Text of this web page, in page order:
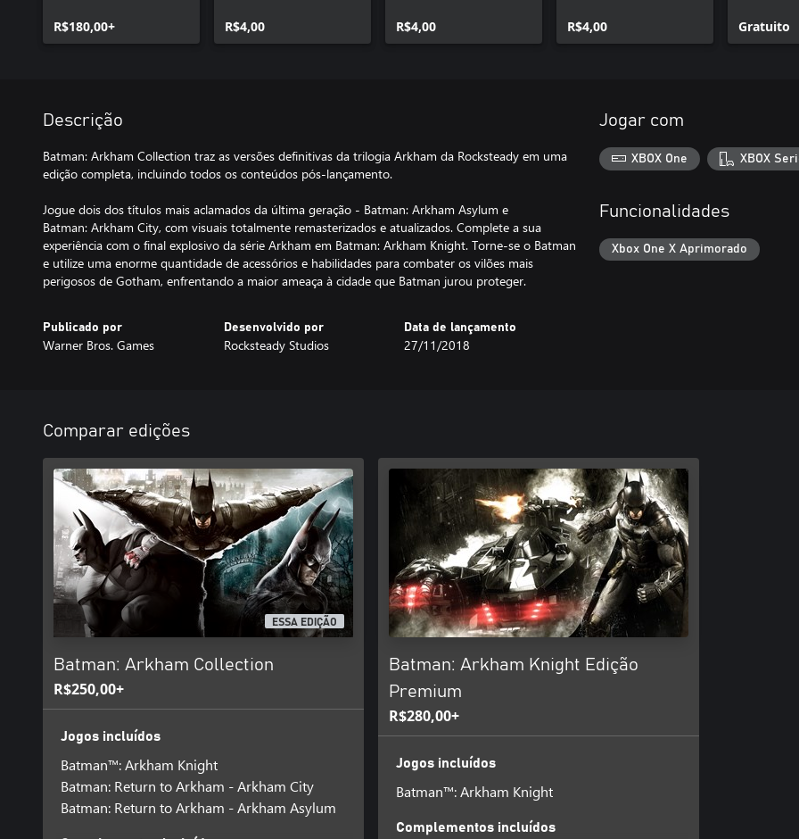
R$180,00+ R$4,00
R$4,00
R$4,00
Gratuito
Descrição
Batman: Arkham Collection traz as versões definitivas da trilogia Arkham da Rocksteady em uma
edição completa, incluindo todos os conteúdos pós-lançamento.
Jogue dois dos títulos mais aclamados da última geração - Batman: Arkham Asylum e
Batman: Arkham City, com visuais totalmente remasterizados e atualizados. Complete a sua
experiência com o final explosivo da série Arkham em Batman: Arkham Knight. Torne-se o Batman
e utilize uma enorme quantidade de acessórios e habilidades para combater os vilões mais
perigosos de Gotham, enfrentando a maior ameaça à cidade que Batman jurou proteger.
Publicado por
Warner Bros. Games
Desenvolvido por
Rocksteady Studios
Data de lançamento
27/11/2018
Jogar com
XBOX One XBOX
Funcionalidades
Xbox One X Aprimorado
Comparar edições
ESSA EDIÇÃO
Batman: Arkham Collection
R$250,00+
Jogos incluídos
Batman™: Arkham Knight
Batman: Return to Arkham - Arkham City
Batman: Return to Arkham - Arkham Asylum
Batman: Arkham Knight Edição
Premium
R$280,00+
Jogos incluídos
Batman™: Arkham Knight
Complementos incluídos